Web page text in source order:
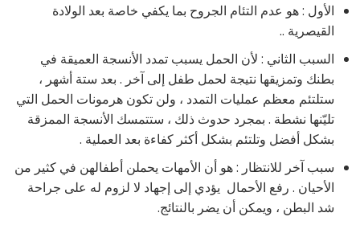
الأول : هو عدم التئام الجروح بما يكفي خاصة بعد الولادة
القيصرية ..
السبب الثاني : لأن الحمل يسبب تمدد الأنسجة العميقة في
بطنك وتمزيقها نتيجة لحمل طفل إلى آخر . بعد ستة أشهر ،
ستلتئم معظم عمليات التمدد ، ولن تكون هرمونات الحمل التي
تليّنها نشطة . بمجرد حدوث ذلك ، ستتمسك الأنسجة الممزقة
بشكل أفضل وتلتئم بشكل أكثر كفاءة بعد العملية .
سبب آخر للانتظار : هو أن الأمهات يحملن أطفالهن في كثير من
الأحيان . رفع الأحمال يؤدي إلى إجهاد لا لزوم له على جراحة
شد البطن ، ويمكن أن يضر بالنتائج.